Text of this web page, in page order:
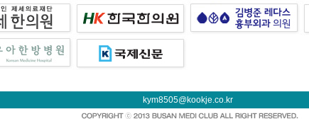
kym8505@kookje.co.kr